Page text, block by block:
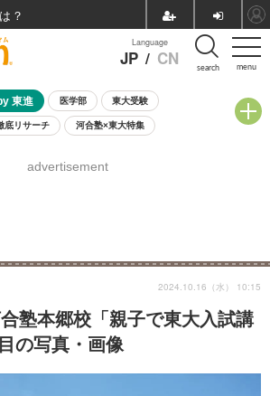
menu
Language
JP / CN search
東進 医学部 東大受験
底リサーチ 河合塾×東大特集
8月開催学校説明会・相談会
advertisement
合塾本郷校「親子で東大入試講
の写真・画像
2024.10.16（水） 10:15